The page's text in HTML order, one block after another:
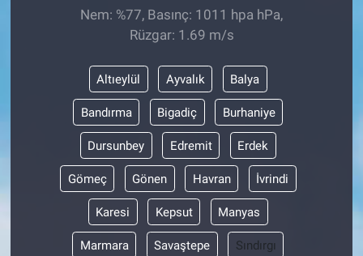
Nem: %77, Basınç: 1011 hpa hPa,
Rüzgar: 1.69 m/s
Altıeylül Ayvalık Balya
Bandırma Bigadiç Burhaniye
Dursunbey Edremit Erdek
Gömeç Gönen Havran İvrindi
Karesi Kepsut Manyas
Marmara Savaştepe Sındırgı